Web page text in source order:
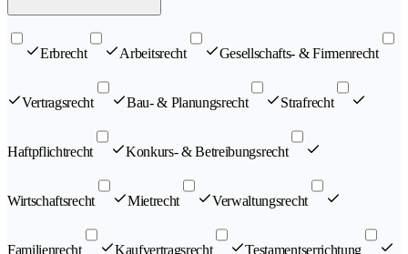
Erbrecht Arbeitsrecht Gesellschafts- & Firmenrecht
Vertragsrecht Bau- & Planungsrecht Strafrecht
Haftpflichtrecht Konkurs- & Betreibungsrecht
Wirtschaftsrecht Mietrecht Verwaltungsrecht
Familienrecht Kaufvertragsrecht Testamentserrichtung